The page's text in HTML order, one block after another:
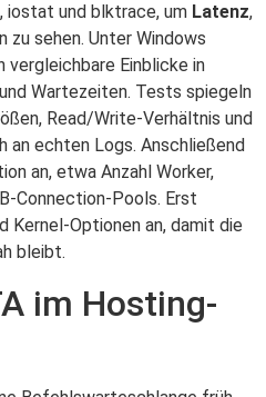
iostat und blktrace, um Latenz,
zu sehen. Unter Windows
vergleichbare Einblicke in
Wartezeiten. Tests spiegeln
Read/Write-Verhältnis und
an echten Logs. Anschließend
an, etwa Anzahl Worker,
Connection-Pools. Erst
Kernel-Optionen an, damit die
bleibt.
im Hosting-